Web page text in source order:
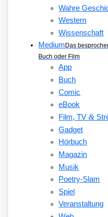
Wahre
Western
Wissenschaft
Medium Das
Buch oder Film
App
Buch
Comic
eBook
Film, TV&
Gadget
Hörbuch
Magazin
Musik
Poetry-Slam
Spiel
Veranstaltung